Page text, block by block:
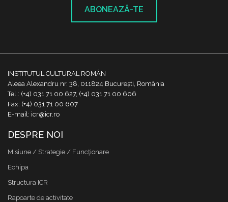
ABONEAZĂ-TE
INSTITUTUL CULTURAL ROMÂN
Aleea Alexandru nr. 38, 011824 București, România
Tel.: (+4) 031 71 00 627, (+4) 031 71 00 606
Fax: (+4) 031 71 00 607
E-mail: icr@icr.ro
DESPRE NOI
Misiune / Strategie / Funcţionare
Echipa
Structura ICR
Rapoarte de activitate